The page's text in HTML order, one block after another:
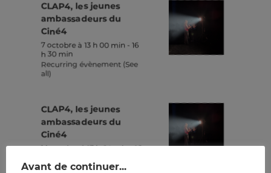
CLAP4, les jeunes
ambassadeurs du
Ciné4
7 octobre à 13 h 00 min - 16
h 30 min
Recurring évènement (See
all)
CLAP4, les jeunes
ambassadeurs du
Ciné4
14 octobre à 13 h 00 min-16
Recurring évènement(See
Avant de continuer...